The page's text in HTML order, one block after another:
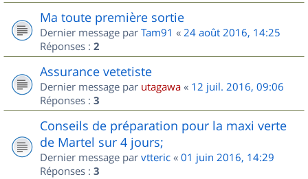
Ma toute première sortie
Dernier message par Tam91 « 24 août 2016, 14:25
Réponses : 2
Assurance vetetiste
Dernier message par utagawa « 12 juil. 2016, 09:06
Réponses : 3
Conseils de préparation pour la maxi verte
de Martel sur 4 jours;
Dernier message par vtteric « 01 juin 2016, 14:29
Réponses : 3